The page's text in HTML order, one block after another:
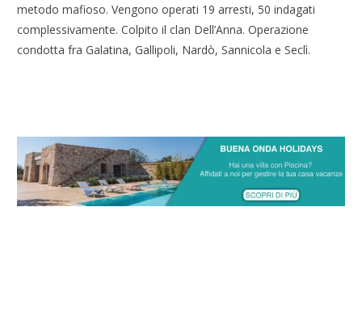
metodo mafioso. Vengono operati 19 arresti, 50 indagati
complessivamente. Colpito il clan Dell’Anna. Operazione
condotta fra Galatina, Gallipoli, Nardò, Sannicola e Seclì.